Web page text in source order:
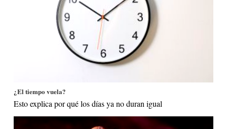
¿El tiempo vuela?
Esto explica por qué los días ya no duran igual